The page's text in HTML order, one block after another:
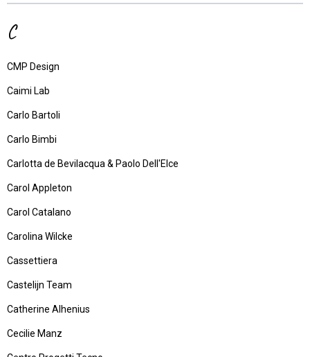
C
CMP Design
Caimi Lab
Carlo Bartoli
Carlo Bimbi
Carlotta de Bevilacqua & Paolo Dell'Elce
Carol Appleton
Carol Catalano
Carolina Wilcke
Cassettiera
Castelijn Team
Catherine Alhenius
Cecilie Manz